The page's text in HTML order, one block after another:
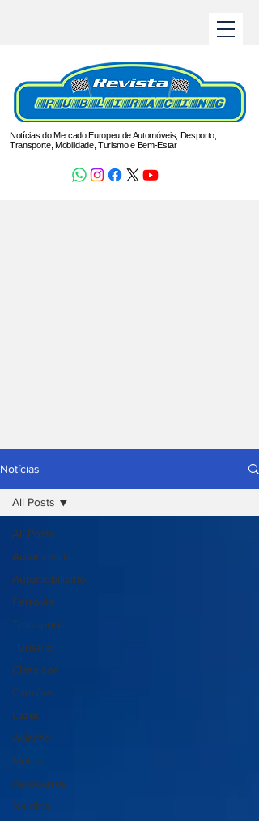
Notícias do Mercado Europeu de Automóveis, Desporto,
Transporte, Mobilidade, Turismo e Bem-Estar
Notícias
All Posts
Automóveis
Automobilismo
Ferrovia
Transporte
Turismo
Clássicos
Camiões
Lazer
Aviação
Motos
Autocarros
Náutica
All Posts